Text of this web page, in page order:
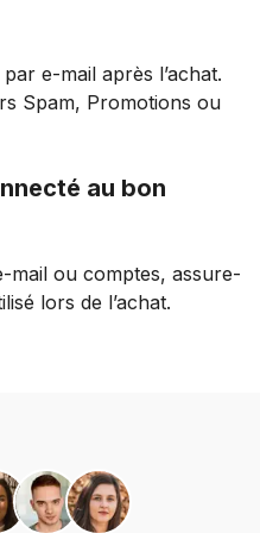
e-mail après l’achat.
Spam, Promotions ou
au bon
mail ou comptes, assure-
lors de l’achat.